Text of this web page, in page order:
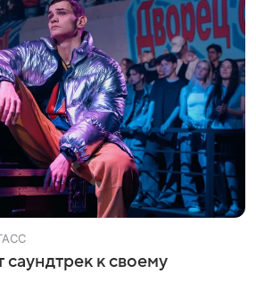
саундтрек к своему